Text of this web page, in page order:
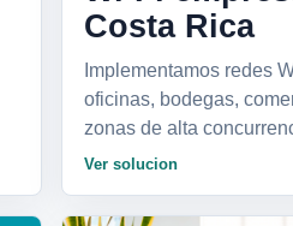
Costa Rica
Implementamos redes
oficinas, bodegas,
zonas de alta
Ver solucion